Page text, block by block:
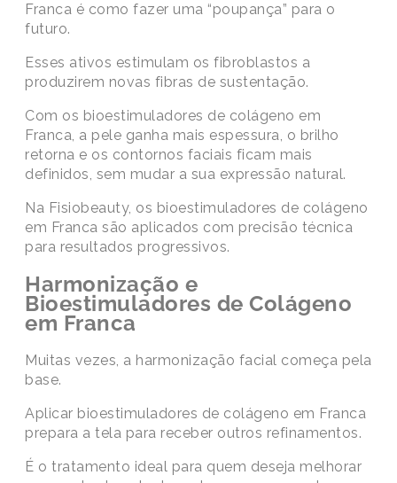
Franca é como fazer uma “poupança” para o
futuro.
Esses ativos estimulam os fibroblastos a
produzirem novas fibras de sustentação.
Com os bioestimuladores de colágeno em
Franca, a pele ganha mais espessura, o brilho
retorna e os contornos faciais ficam mais
definidos, sem mudar a sua expressão natural.
Na Fisiobeauty, os bioestimuladores de colágeno
em Franca são aplicados com precisão técnica
para resultados progressivos.
Harmonização e
Bioestimuladores de Colágeno
em Franca
Muitas vezes, a harmonização facial começa pela
base.
Aplicar bioestimuladores de colágeno em Franca
prepara a tela para receber outros refinamentos.
É o tratamento ideal para quem deseja melhorar